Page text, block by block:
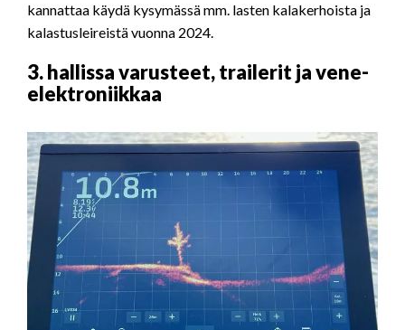
kannattaa käydä kysymässä mm. lasten kalakerhoista ja
kalastusleireistä vuonna 2024.
3. hallissa varusteet, trailerit ja vene-
elektroniikkaa